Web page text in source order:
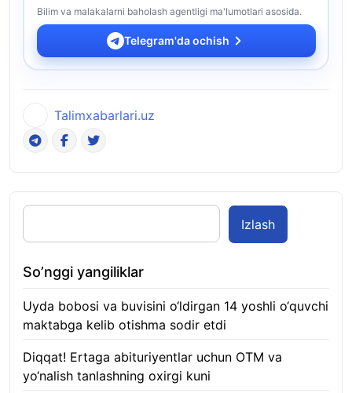
Bilim va malakalarni baholash agentligi ma'lumotlari asosida.
Telegram'da ochish
Talimxabarlari.uz
Izlash
So’nggi yangiliklar
Uyda bobosi va buvisini o‘ldirgan 14 yoshli o‘quvchi
maktabga kelib otishma sodir etdi
Diqqat! Ertaga abituriyentlar uchun OTM va
yo‘nalish tanlashning oxirgi kuni